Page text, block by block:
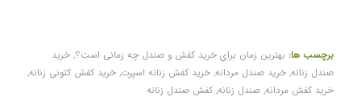
برچسب ها: بهترین زمان برای خرید کفش و صندل چه زمانی است؟, خرید
صندل زنانه, خرید صندل مردانه, خرید کفش زنانه اسپرت, خرید کفش کتونی زنانه,
خرید کفش مردانه, صندل زنانه, کفش صندل زنانه